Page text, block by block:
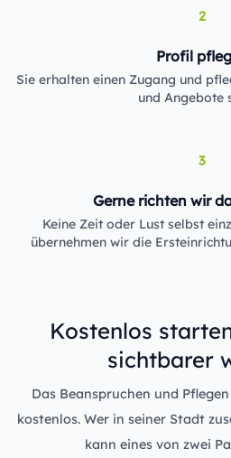
2
Profil
Sie erhalten einen Zugang und
und Angebote
3
Gerne richten wir
Keine Zeit oder Lust selbst
übernehmen wir die
Kostenlos
sichtbarer
Das Beanspruchen und
kostenlos. Wer in seiner Stadt
kann eines von zwei